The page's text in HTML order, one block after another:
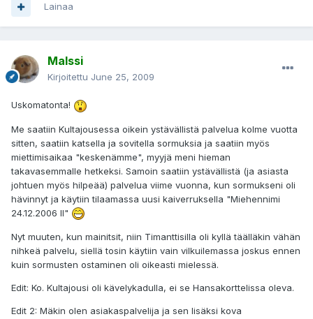
Lainaa
Malssi
Kirjoitettu June 25, 2009
Uskomatonta!
Me saatiin Kultajousessa oikein ystävällistä palvelua kolme vuotta
sitten, saatiin katsella ja sovitella sormuksia ja saatiin myös
miettimisaikaa "keskenämme", myyjä meni hieman
takavasemmalle hetkeksi. Samoin saatiin ystävällistä (ja asiasta
johtuen myös hilpeää) palvelua viime vuonna, kun sormukseni oli
hävinnyt ja käytiin tilaamassa uusi kaiverruksella "Miehennimi
24.12.2006 II"
Nyt muuten, kun mainitsit, niin Timanttisilla oli kyllä täälläkin vähän
nihkeä palvelu, siellä tosin käytiin vain vilkuilemassa joskus ennen
kuin sormusten ostaminen oli oikeasti mielessä.
Edit: Ko. Kultajousi oli kävelykadulla, ei se Hansakorttelissa oleva.
Edit 2: Mäkin olen asiakaspalvelija ja sen lisäksi kova